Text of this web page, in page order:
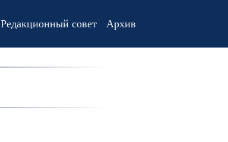
Редакционный совет Архив